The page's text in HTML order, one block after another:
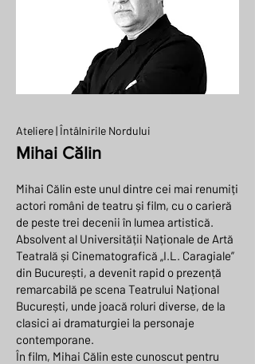
Ateliere | Întâlnirile Nordului
Mihai Călin
Mihai Călin este unul dintre cei mai renumiți
actori români de teatru și film, cu o carieră
de peste trei decenii în lumea artistică.
Absolvent al Universității Naționale de Artă
Teatrală și Cinematografică „I.L. Caragiale”
din București, a devenit rapid o prezență
remarcabilă pe scena Teatrului Național
București, unde joacă roluri diverse, de la
clasici ai dramaturgiei la personaje
contemporane.
În film, Mihai Călin este cunoscut pentru